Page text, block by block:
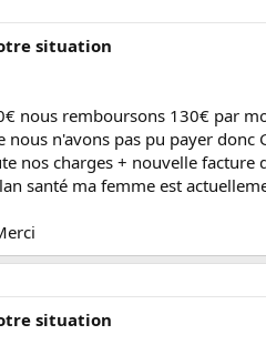
situation
nous remboursons 130€ par
n'avons pas pu payer
nos charges + nouvelle
santé ma femme est
situation